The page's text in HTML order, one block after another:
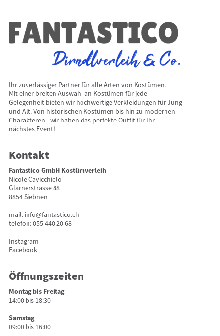
Ihr zuverlässiger Partner für alle Arten von Kostümen.
Mit einer breiten Auswahl an Kostümen für jede
Gelegenheit bieten wir hochwertige Verkleidungen für Jung
und Alt. Von historischen Kostümen bis hin zu modernen
Charakteren - wir haben das perfekte Outfit für Ihr
nächstes Event!
Kontakt
Fantastico GmbH Kostümverleih
Nicole Cavicchiolo
Glarnerstrasse 88
8854 Siebnen
mail: info@fantastico.ch
telefon:055 440 20 68
Instagram
Facebook
Öffnungszeiten
Montag bis Freitag
14:00 bis 18:30
Samstag
09:00 bis 16:00